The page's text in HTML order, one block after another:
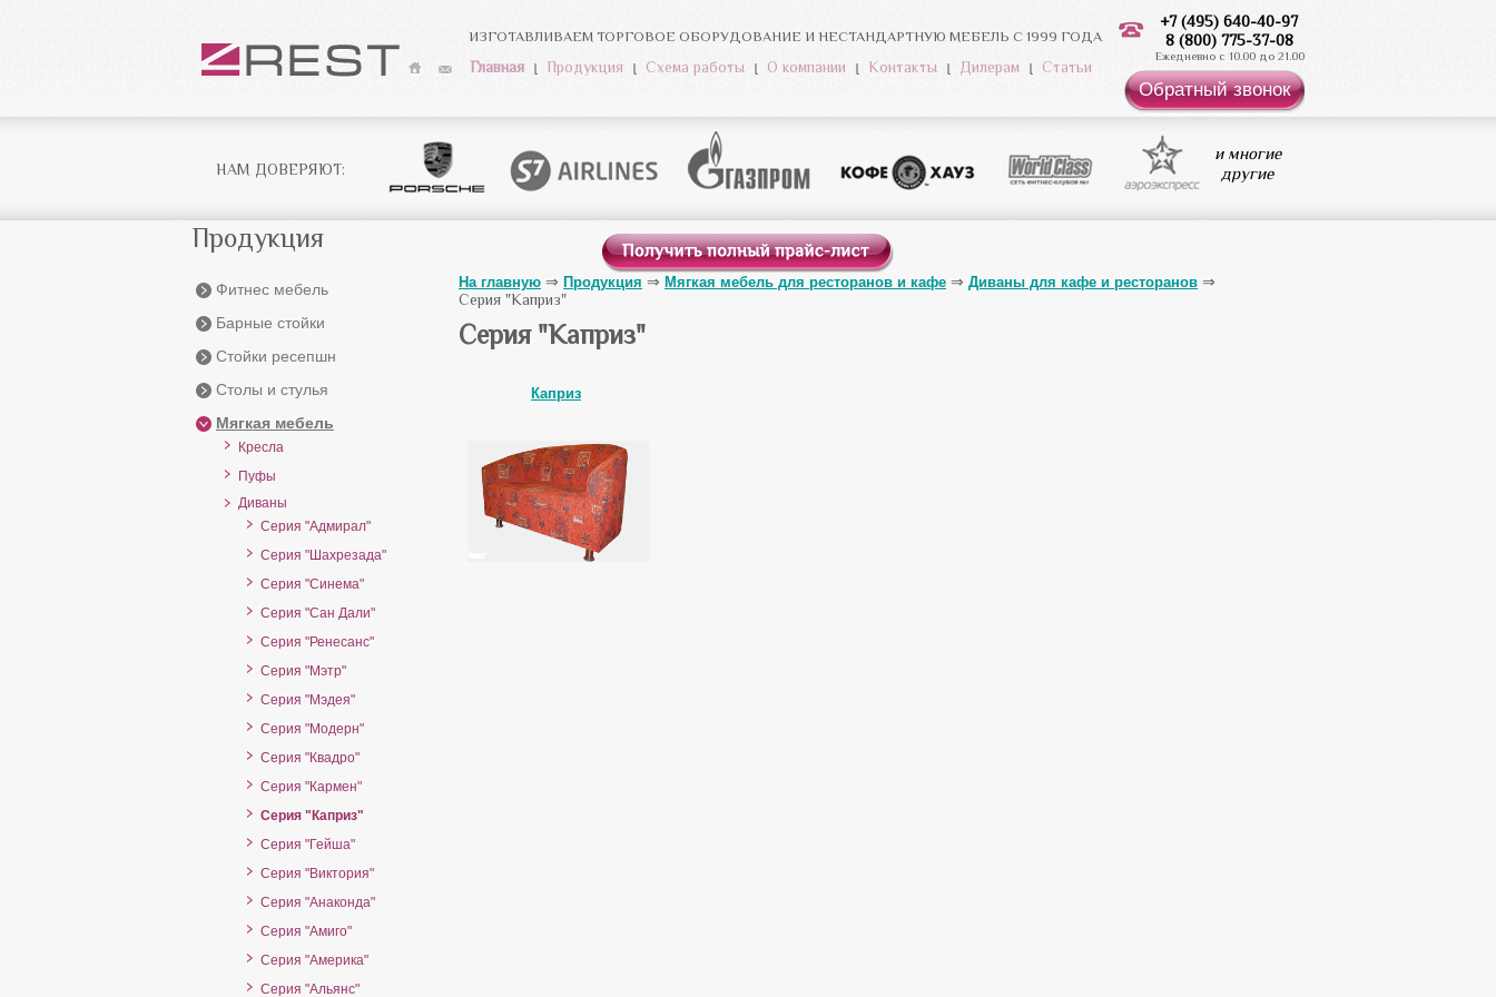
ИЗГОТАВЛИВАЕМ ТОРГОВОЕ ОБОРУДОВАНИЕ И НЕСТАНДАРТНУЮ МЕБЕЛЬ С 1999 ГОДА
Главная Продукция Схема работы О компании Контакты Дилерам Статьи
+7 (495) 640-40-97
8 (800) 775-37-08
Ежедневно с 10.00 до 21.00
Обратный звонок
НАМ ДОВЕРЯЮТ:
и многие
другие
Продукция
Фитнес мебель
Барные стойки
Стойки ресепшн
Столы и стулья
Мягкая мебель
Кресла
Пуфы
Диваны
Серия "Адмирал"
Серия "Шахрезада"
Серия "Синема"
Серия "Сан Дали"
Серия "Ренесанс"
Серия "Мэтр"
Серия "Мэдея"
Серия "Модерн"
Серия "Квадро"
Серия "Кармен"
Серия "Каприз"
Серия "Гейша"
Серия "Виктория"
Серия "Анаконда"
Серия "Амиго"
Серия "Америка"
Серия "Альянс"
На главную Продукция Мягкая мебель для ресторанов и кафе Диваны для кафе и ресторанов
Серия "Каприз"
Серия "Каприз"
Каприз